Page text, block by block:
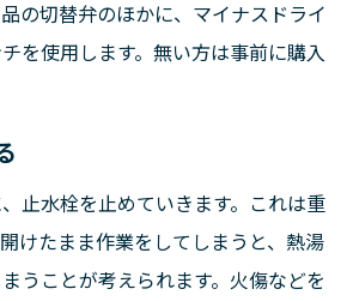
の切替弁のほかに、マイナスドライ
を使用します。無い方は事前に購入
止水栓を止めていきます。これは重
けたまま作業をしてしまうと、熱湯
うことが考えられます。火傷などを